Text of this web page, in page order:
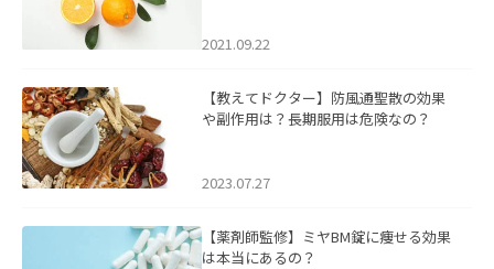
2021.09.22
【教えてドクター】防風通聖散の効果
や副作用は？長期服用は危険なの？
2023.07.27
【薬剤師監修】ミヤBM錠に痩せる効果
は本当にあるの？